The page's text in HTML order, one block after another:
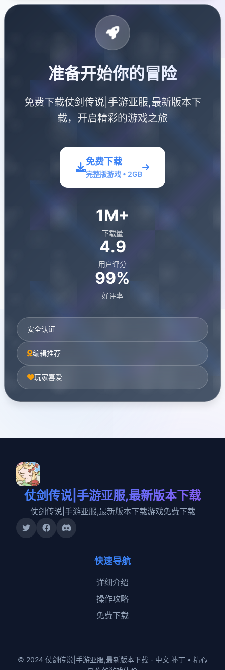
准备开始你的冒险
免费下载仗剑传说|手游亚服,最新版本下
载，开启精彩的游戏之旅
免费下载
完整版游戏 • 2GB
1M+
下载量
4.9
用户评分
99%
好评率
安全认证
编辑推荐
玩家喜爱
仗剑传说|手游亚服,最新版本下载
仗剑传说|手游亚服,最新版本下载游戏免费下载
快速导航
详细介绍
操作攻略
免费下载
© 2024 仗剑传说|手游亚服,最新版本下载 - 中文 补丁 • 精心